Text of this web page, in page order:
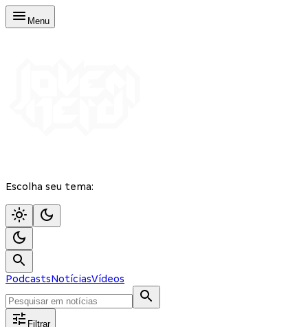
Menu
Escolha seu tema:
PodcastsNotíciasVídeos
Filtrar